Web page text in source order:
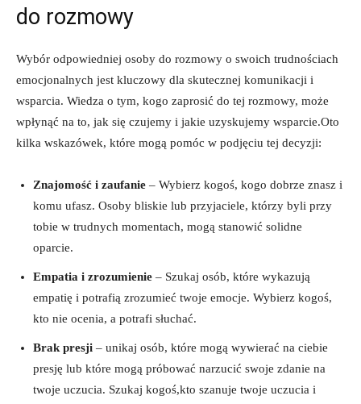
do rozmowy
Wybór odpowiedniej osoby do rozmowy o swoich trudnościach
emocjonalnych jest kluczowy dla skutecznej komunikacji i
wsparcia. Wiedza o tym, kogo zaprosić do tej rozmowy, może
wpłynąć na to, jak się czujemy i jakie uzyskujemy wsparcie.Oto
kilka wskazówek, które mogą pomóc w podjęciu tej decyzji:
Znajomość i zaufanie – Wybierz kogoś, kogo dobrze znasz i
komu ufasz. Osoby bliskie lub przyjaciele, którzy byli przy
tobie w trudnych momentach, mogą stanowić solidne
oparcie.
Empatia i zrozumienie – Szukaj osób, które wykazują
empatię i potrafią zrozumieć twoje emocje. Wybierz kogoś,
kto nie ocenia, a potrafi słuchać.
Brak presji – unikaj osób, które mogą wywierać na ciebie
presję lub które mogą próbować narzucić swoje zdanie na
twoje uczucia. Szukaj kogoś,kto szanuje twoje uczucia i